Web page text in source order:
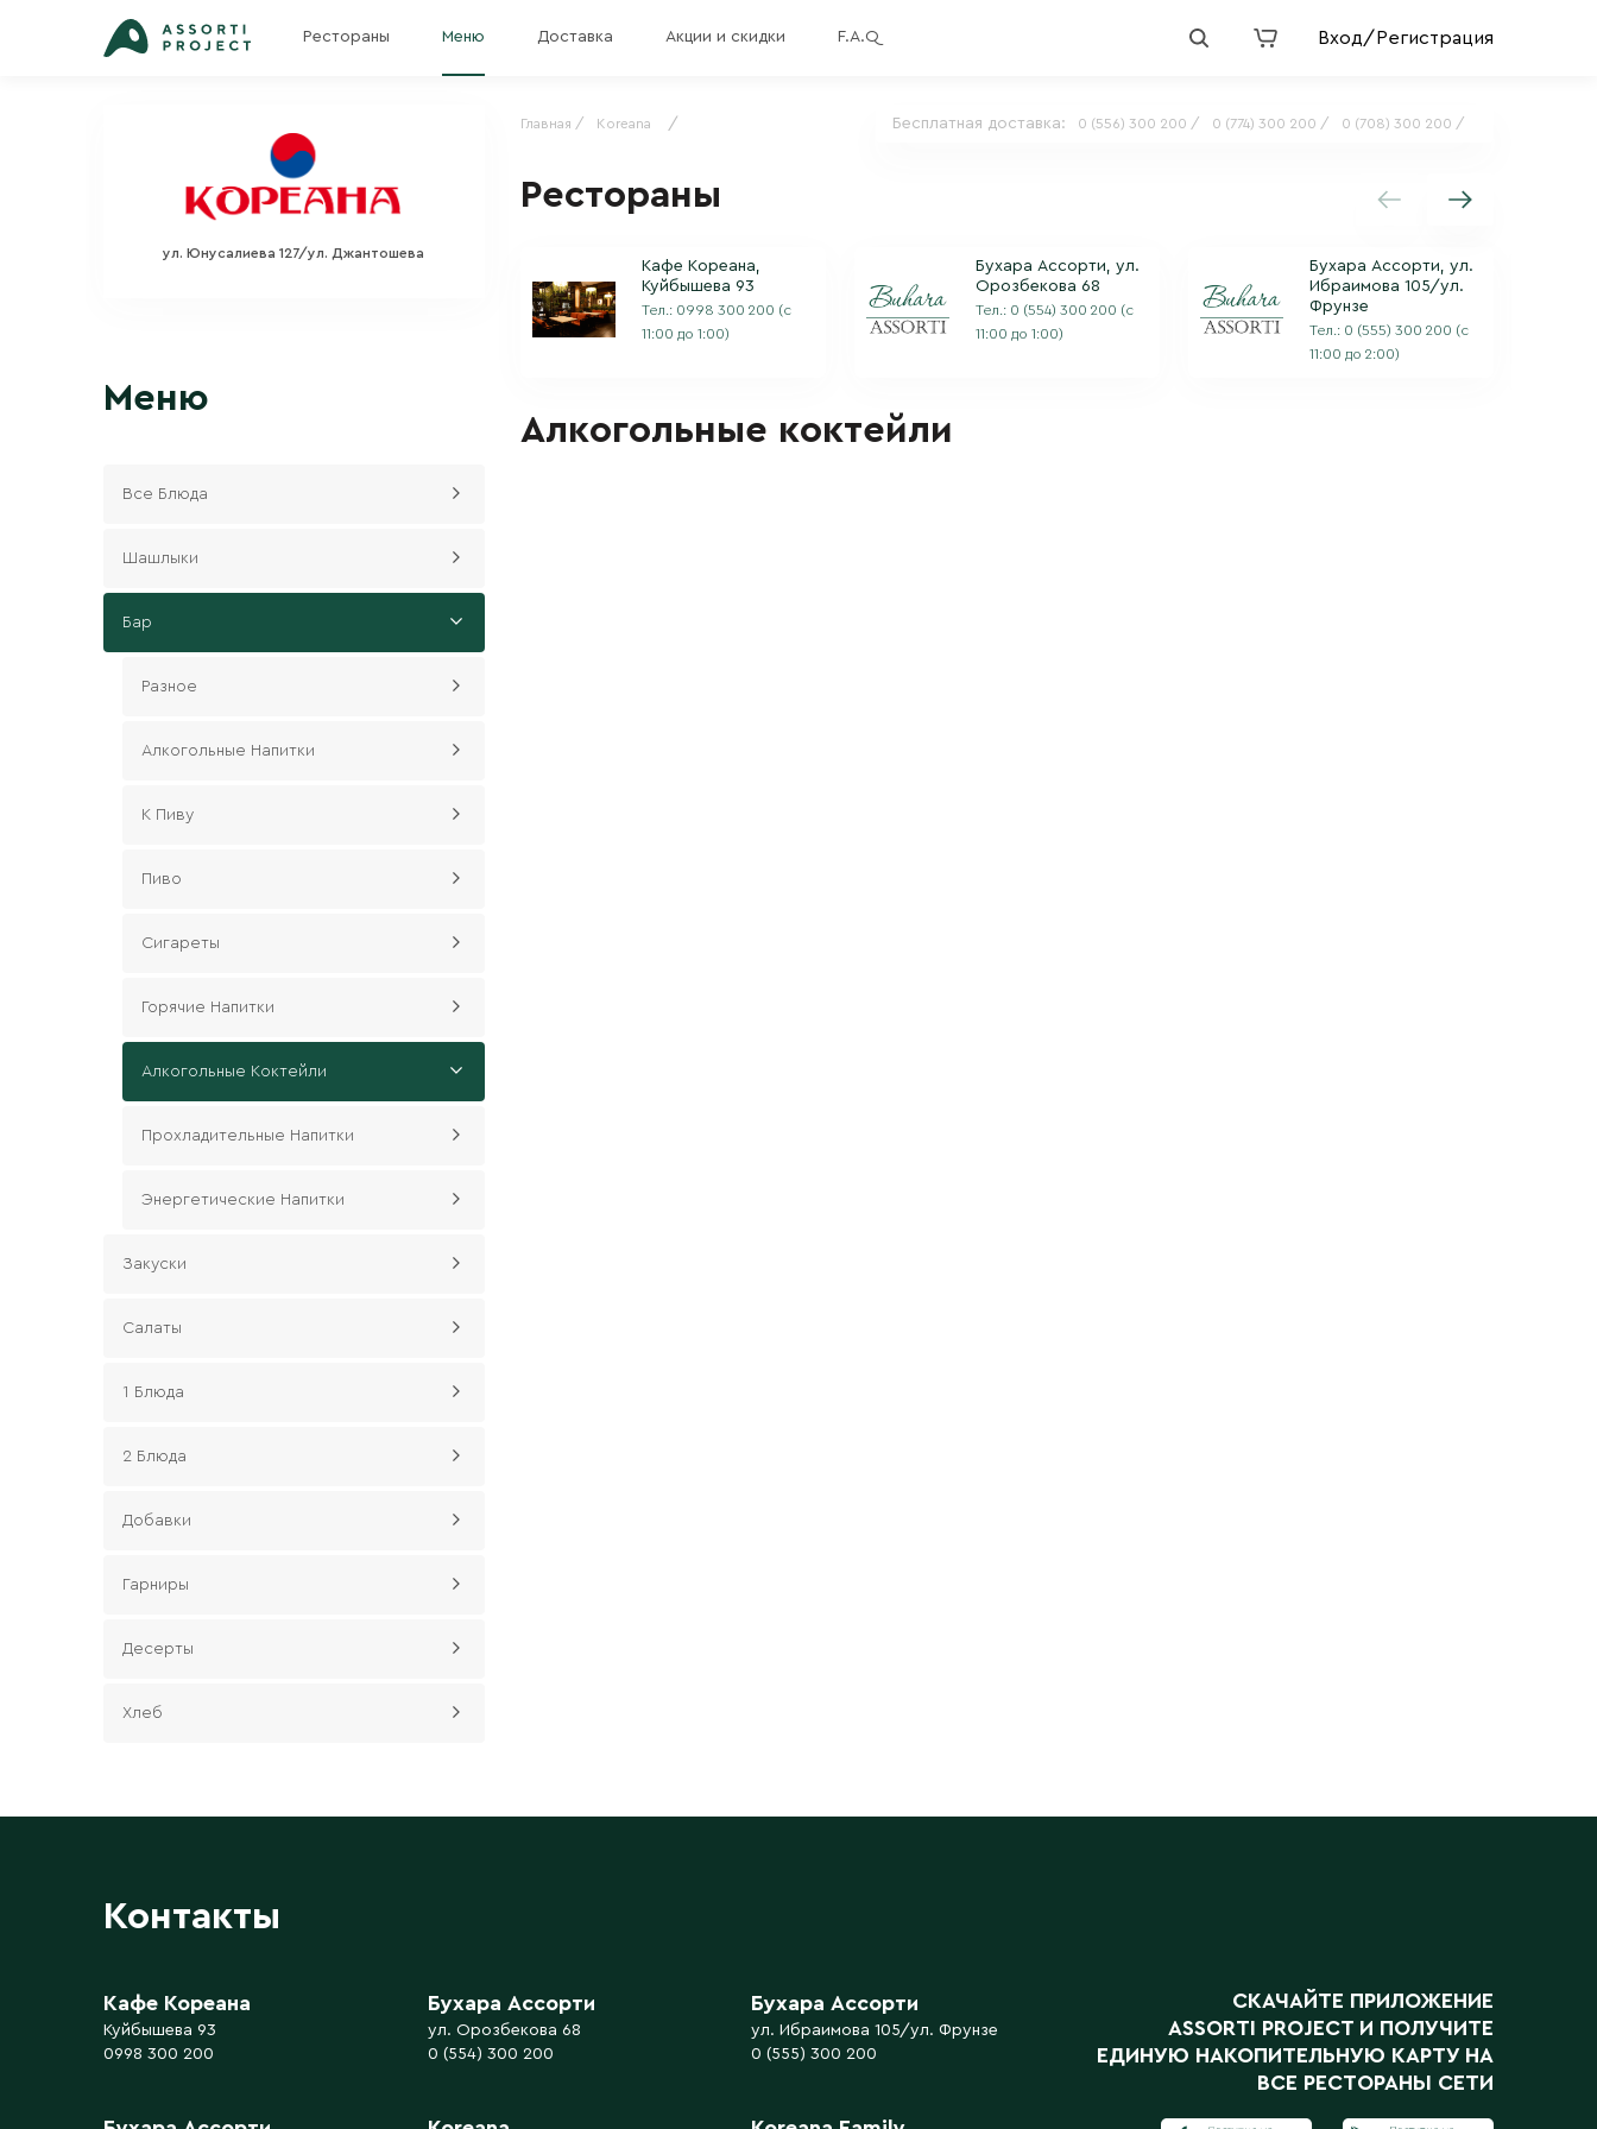
Рестораны Меню Доставка Акции и скидки F.A.Q Вход/Регистрация
ул. Юнусалиева 127/ул. Джантошева
Меню
Все Блюда
Шашлыки
Бар
Разное
Алкогольные Напитки
К Пиву
Пиво
Сигареты
Горячие Напитки
Алкогольные Коктейли
Прохладительные Напитки
Энергетические Напитки
Закуски
Салаты
1 Блюда
2 Блюда
Добавки
Гарниры
Десерты
Хлеб
Главная / Koreana / Бесплатная доставка: 0 (556) 300 200 / 0 (774) 300 200 / 0 (708) 300 200 /
Рестораны
Кафе Кореана,
Куйбышева 93
Тел.: 0998 300 200 (с
11:00 до 1:00)
Бухара Ассорти, ул.
Орозбекова 68
Тел.: 0 (554) 300 200 (с
11:00 до 1:00)
Бухара Ассорти, ул.
Ибраимова 105/ул.
Фрунзе
Тел.: 0 (555) 300 200 (с
11:00 до 2:00)
Алкогольные коктейли
Контакты
Кафе Кореана
Куйбышева 93
0998 300 200
Бухара Ассорти
ул. Орозбекова 68
0 (554) 300 200
Бухара Ассорти
ул. Ибраимова 105/ул. Фрунзе
0 (555) 300 200
СКАЧАЙТЕ ПРИЛОЖЕНИЕ
ASSORTI PROJECT И ПОЛУЧИТЕ
ЕДИНУЮ НАКОПИТЕЛЬНУЮ КАРТУ НА
ВСЕ РЕСТОРАНЫ СЕТИ